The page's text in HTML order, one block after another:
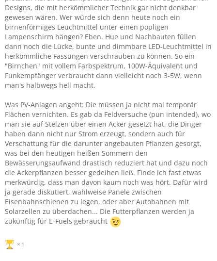
Designs, die mit herkömmlicher Technik gar nicht denkbar
gewesen wären. Wer würde sich denn heute noch ein
birnenförmiges Leuchtmittel unter einen popligen
Lampenschirm hängen? Eben. Hue und Nachbauten füllen
dann noch die Lücke, bunte und dimmbare LED-Leuchtmittel in
herkömmliche Fassungen verschrauben zu können. So ein
"Birnchen" mit vollem Farbspektrum, 100W-Äquivalent und
Funkempfänger verbraucht dann vielleicht noch 3-5W, wenn
man's halbwegs hell macht.
Was PV-Anlagen angeht: Die müssen ja nicht mal temporär
Flächen vernichten. Es gab da Feldversuche (pun intended), wo
man sie auf Stelzen über einen Acker gesetzt hat, die Dinger
haben dann nicht nur Strom erzeugt, sondern auch für
Verschattung für die darunter angebauten Pflanzen gesorgt,
was bei den heutigen heißen Sommern den
Bewässerungsaufwand drastisch reduziert hat und dazu noch
die Ackerpflanzen besser gedeihen ließ. Finde ich fast etwas
merkwürdig, dass man davon kaum noch was hört. Dafür wird
ja gerade diskutiert, wahlweise Panele zwischen
Eisenbahnschienen zu legen, oder aber Autobahnen mit
Solarzellen zu überdachen... Die Futterpflanzen werden ja
zukünftig für E-Fuels gebraucht
1